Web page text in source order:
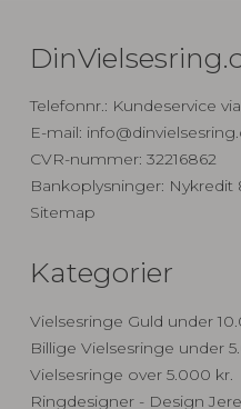
Telefonnr.: Kundeservice
E-mail:
CVR-nummer: 32216862
Bankoplysninger: Nykredit
Sitemap
Kategorier
Vielsesringe Guld under
Billige Vielsesringe under
Vielsesringe over 5.000 kr.
Ringdesigner - Design